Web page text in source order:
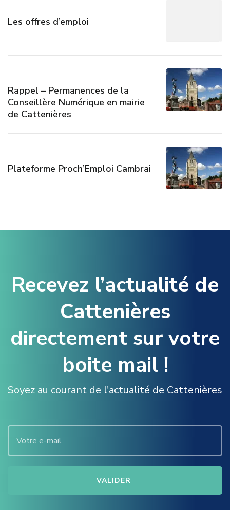
Les offres d’emploi
Rappel – Permanences de la
Conseillère Numérique en mairie
de Cattenières
Plateforme Proch’Emploi Cambrai
Recevez l’actualité de
Cattenières
directement sur votre
boite mail !
Soyez au courant de l'actualité de Cattenières